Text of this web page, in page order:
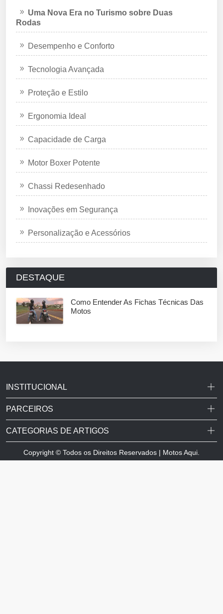
Uma Nova Era no Turismo sobre Duas
Rodas
Desempenho e Conforto
Tecnologia Avançada
Proteção e Estilo
Ergonomia Ideal
Capacidade de Carga
Motor Boxer Potente
Chassi Redesenhado
Inovações em Segurança
Personalização e Acessórios
DESTAQUE
Como Entender As Fichas Técnicas Das
Motos
INSTITUCIONAL
PARCEIROS
CATEGORIAS DE ARTIGOS
Copyright © Todos os Direitos Reservados | Motos Aqui.